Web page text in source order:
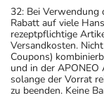
32: Bei Verwendung
Rabatt auf viele
rezeptpflichtige
Versandkosten.
Coupons)
und in der APONEO
solange der Vorrat
zu beenden. Keine